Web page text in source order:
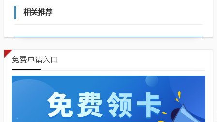
相关推荐
免费申请入口